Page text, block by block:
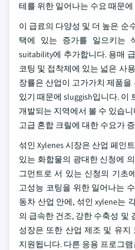
테를 위한 일어나는 수요 때문
이 급료의 다양성 및 더 높은 순
택에 있는 증가를 일으키는
suitability에 추가합니다. 용매
코팅 및 접착제에 있는 넓은 사
장률은 산업이 고가가치 제품을
있기 때문에 sluggish입니다. 이
개발되는 지역에서 볼 수 있습
고급 혼합 크릴에 대한 수요가
섞인 Xylenes 시장은 산업 페인
있는 화합물의 광대한 신청에
그먼트로 서 있는 신청의 기초
고성능 코팅을 위한 일어나는
동차 산업 안에, 섞인 xylene는
의 급속한 건조, 강한 수축성 및
성장은 또한 산업 제조 및 유지
지원됩니다. 다른 응용 프로그